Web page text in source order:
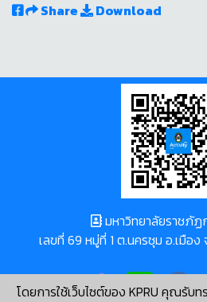
Share
Download
โดยการใช้เว็บไซต์ของ KPRU คุณรับ
มหาวิทยาลัยราชภั
เลขที่ 69 หมู่ที่ 1 ต.นครชุม อ.เมือ